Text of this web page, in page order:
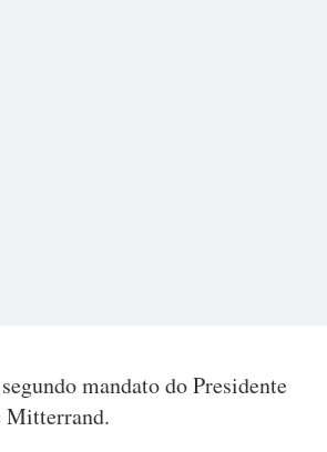
mandato do Presidente
Mitterrand.